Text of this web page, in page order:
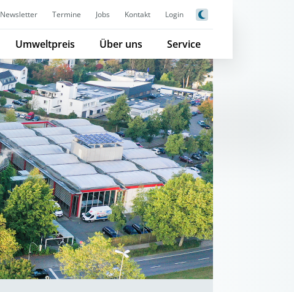
Newsletter Termine Jobs Kontakt Login
Umweltpreis Über uns Service